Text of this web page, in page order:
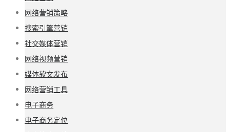
网络营销策略
搜索引擎营销
社交媒体营销
网络视频营销
媒体软文发布
网络营销工具
电子商务
电子商务定位